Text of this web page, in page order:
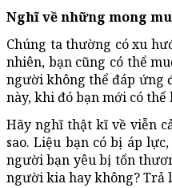
Nghĩ về những mong
Chúng ta thường có xu
nhiên, bạn cũng có thể
người không thể đáp ứng
này, khi đó bạn mới có
Hãy nghĩ thật kĩ về viễn
sao. Liệu bạn có bị áp
người bạn yêu bị tổn
người kia hay không? Trả